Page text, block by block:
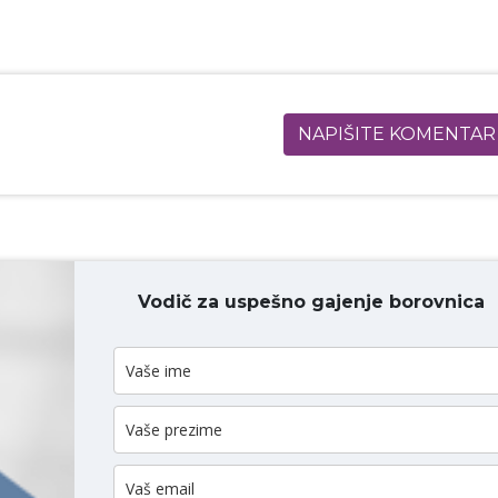
NAPIŠITE KOMENTAR
KOMENTAR
Vodič za uspešno gajenje borovnica